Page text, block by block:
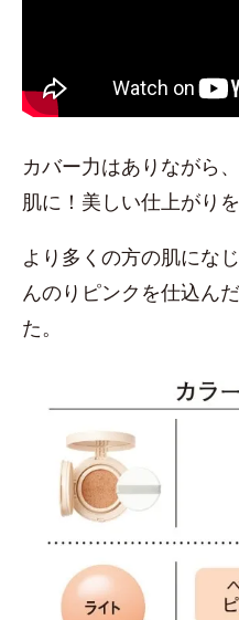
カバー力はありながら
肌に！美しい仕上がり
より多くの方の肌にな
んのりピンクを仕込ん
た。